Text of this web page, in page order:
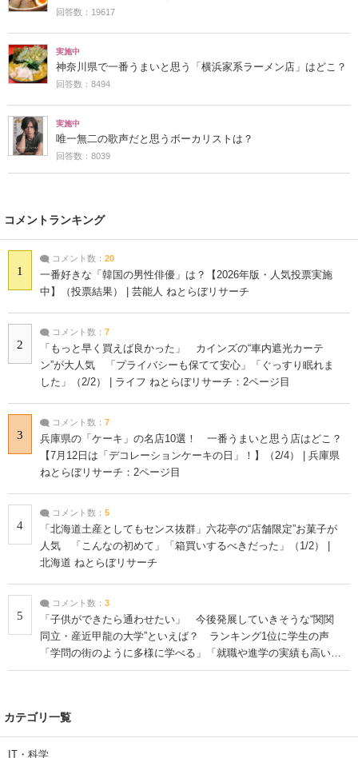
回答数：19617
実施中
神奈川県で一番うまいと思う「横浜家系ラーメン店」はどこ？
回答数：8494
実施中
唯一無二の歌声だと思うボーカリストは？
回答数：8039
コメントランキング
1
コメント数： 20
一番好きな「韓国の男性俳優」は？【2026年版・人気投票実施
中】（投票結果） | 芸能人 ねとらぼリサーチ
2
コメント数： 7
「もっと早く買えば良かった」 カインズの“車内遮光カーテ
ン”が大人気 「プライバシーも保てて安心」「ぐっすり眠れま
した」（2/2） | ライフ ねとらぼリサーチ：2ページ目
3
コメント数： 7
兵庫県の「ケーキ」の名店10選！ 一番うまいと思う店はどこ？
【7月12日は「デコレーションケーキの日」！】（2/4） | 兵庫県
ねとらぼリサーチ：2ページ目
4
コメント数： 5
「北海道土産としてもセンス抜群」六花亭の“店舗限定”お菓子が
人気 「こんなの初めて」「箱買いするべきだった」（1/2） |
北海道 ねとらぼリサーチ
5
コメント数： 3
「子供ができたら通わせたい」 今後発展していきそうな“関関
同立・産近甲龍の大学”といえば？ ランキング1位に学生の声
「学問の街のように多様に学べる」「就職や進学の実績も高い」
| 大学 ねとらぼリサーチ
カテゴリ一覧
IT・科学